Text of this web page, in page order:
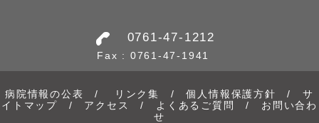
0761-47-1212
Fax : 0761-47-1941
病院情報の公表 / リンク集 /個人情報保護方針 /サ
イトマップ / アクセス / よくあるご質問 / お問い合わ
せ